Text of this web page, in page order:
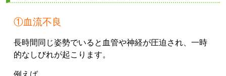
①血流不良
長時間同じ姿勢でいると血管や神経が圧迫され、一時
的なしびれが起こります。
例えば、